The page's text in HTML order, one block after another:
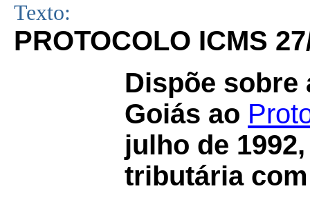
Texto:
PROTOCOLO ICMS
Dispõe sobre
Goiás ao
julho de
tributária